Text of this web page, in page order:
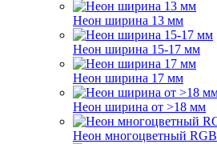
Неон ширина 13 мм
Неон ширина 15-17 мм
Неон ширина 17 мм
Неон ширина от >18 мм
Неон многоцветный RGB